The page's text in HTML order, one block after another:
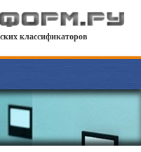
классификаторов